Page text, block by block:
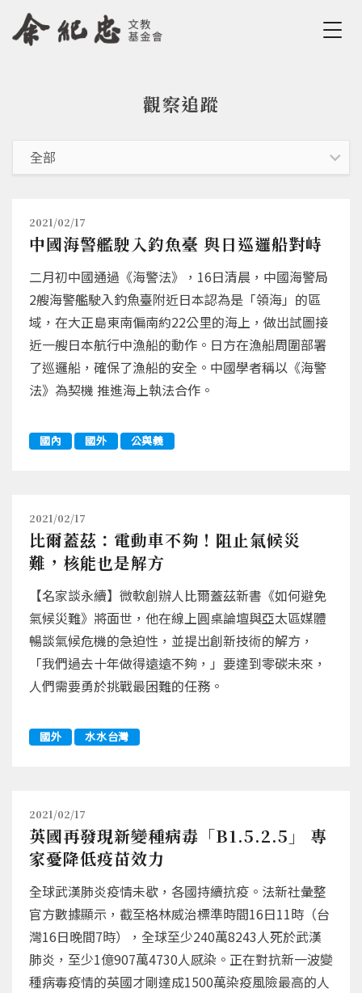
Jump to Navigation
Jump to Main content
觀察追蹤
2021/02/17
中國海警艦駛入釣魚臺 與日巡邏船對峙
二月初中國通過《海警法》，16日清晨，中國海警局
2艘海警艦駛入釣魚臺附近日本認為是「領海」的區
域，在大正島東南偏南約22公里的海上，做出試圖接
近一艘日本航行中漁船的動作。日方在漁船周圍部署
了巡邏船，確保了漁船的安全。中國學者稱以《海警
法》為契機 推進海上執法合作。
國內 國外 公與義
2021/02/17
比爾蓋茲：電動車不夠！阻止氣候災
難，核能也是解方
【名家談永續】微軟創辦人比爾蓋茲新書《如何避免
氣候災難》將面世，他在線上圓桌論壇與亞太區媒體
暢談氣候危機的急迫性，並提出創新技術的解方，
「我們過去十年做得遠遠不夠，」要達到零碳未來，
人們需要勇於挑戰最困難的任務。
國外 水水台灣
2021/02/17
英國再發現新變種病毒「B1.5.2.5」 專
家憂降低疫苗效力
全球武漢肺炎疫情未歇，各國持續抗疫。法新社彙整
官方數據顯示，截至格林威治標準時間16日11時（台
灣16日晚間7時），全球至少240萬8243人死於武漢
肺炎，至少1億907萬4730人感染。正在對抗新一波變
種病毒疫情的英國才剛達成1500萬染疫風險最高的人